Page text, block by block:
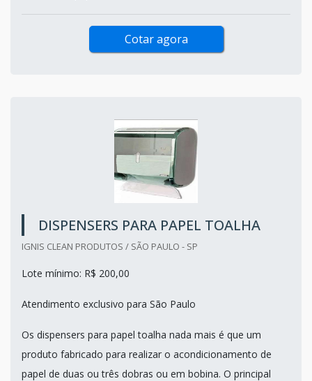
Cotar agora
DISPENSERS PARA PAPEL TOALHA
IGNIS CLEAN PRODUTOS / SÃO PAULO - SP
Lote mínimo: R$ 200,00
Atendimento exclusivo para São Paulo
Os dispensers para papel toalha nada mais é que um
produto fabricado para realizar o acondicionamento de
papel de duas ou três dobras ou em bobina. O principal